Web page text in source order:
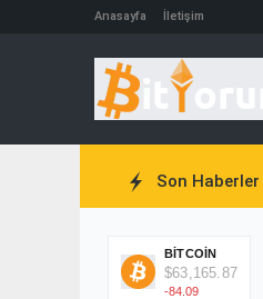
Anasayfa İletişim
Son Haberler
BITCOIN
$63,165.87
-84.09